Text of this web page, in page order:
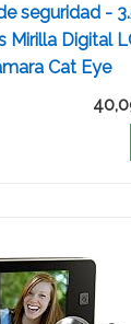
seguridad -
Mirilla Digital
Cat Eye